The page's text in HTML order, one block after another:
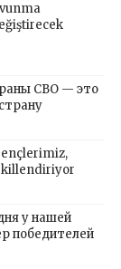
СВО — это
у нашей
победителей